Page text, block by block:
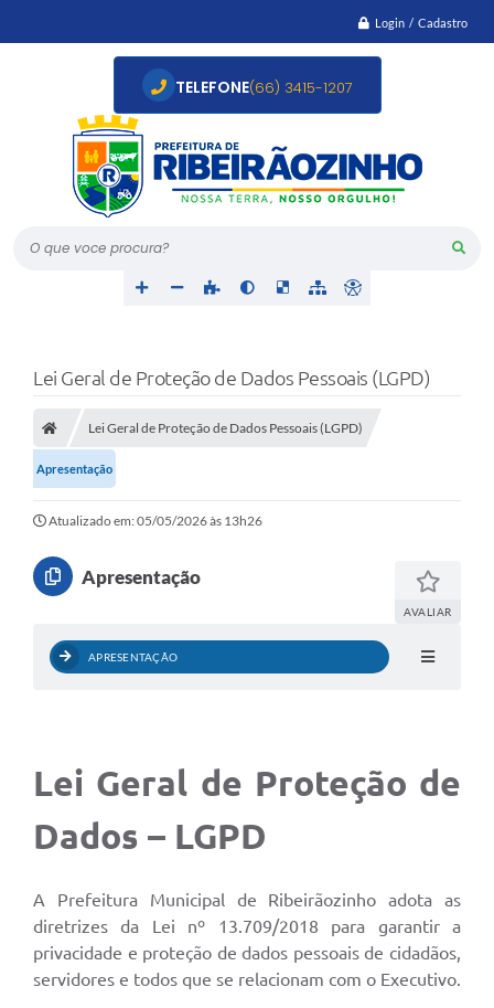
Login / Cadastro
O que voce procura?
TELEFONE(66) 3415-1207
Lei Geral de Proteção de Dados Pessoais (LGPD)
Lei Geral de Proteção de Dados Pessoais (LGPD)
Apresentação
Atualizado em: 05/05/2026 às 13h26
Apresentação
AVALIAR
APRESENTAÇÃO
Lei Geral de Proteção de
Dados – LGPD
A Prefeitura Municipal de Ribeirãozinho adota as
diretrizes da Lei nº 13.709/2018 para garantir a
privacidade e proteção de dados pessoais de cidadãos,
servidores e todos que se relacionam com o Executivo.